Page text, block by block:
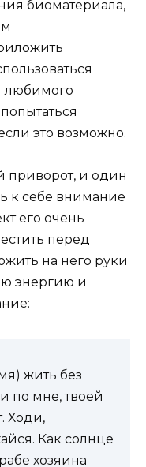
биоматериала,
любимого
это возможно.
приворот, и один
к себе внимание
его очень
перед
на него руки
энергию и
жить без
по мне, твоей
Ходи,
Как солнце
хозяина